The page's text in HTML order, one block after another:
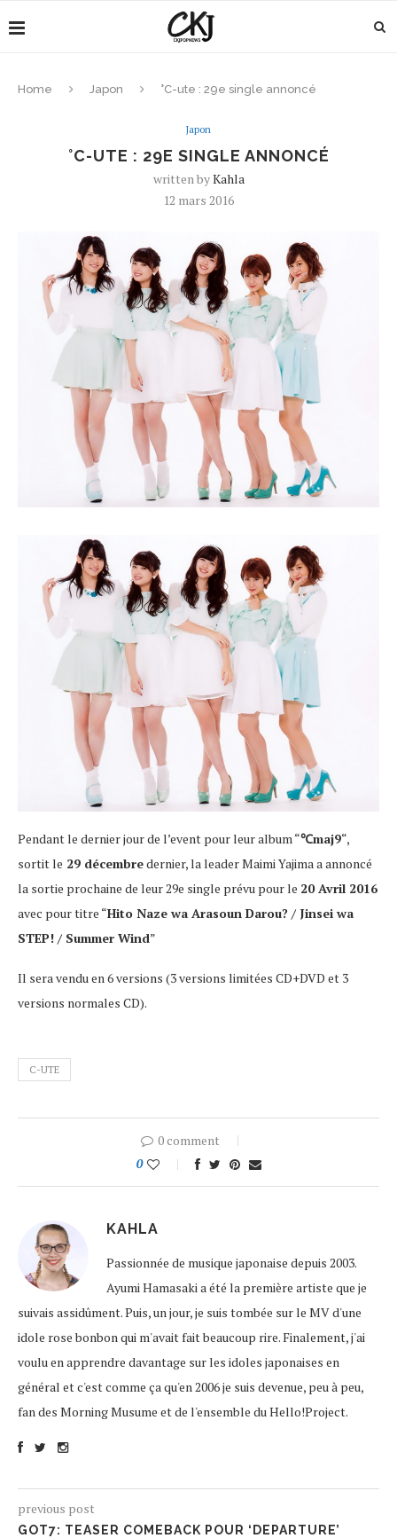
Home Japon °C-ute : 29e single annoncé
Japon
°C-UTE : 29E SINGLE ANNONCÉ
written byKahla
12 mars 2016
Pendant le dernier jour de l’event pour leur album “℃maj9“,
sortit le 29 décembredernier, la leader Maimi Yajima a annoncé
la sortie prochaine de leur 29e single prévu pour le 20 Avril 2016
avec pour titre “Hito Naze wa Arasoun Darou? / Jinsei wa
STEP! / Summer Wind”
Il sera vendu en 6 versions (3 versions limitées CD+DVD et 3
versions normales CD).
C-UTE
0 comment
0
KAHLA
Passionnée de musique japonaise depuis 2003.
Ayumi Hamasaki a été la première artiste que je
suivais assidûment. Puis, un jour, je suis tombée sur le MV d'une
idole rose bonbon qui m'avait fait beaucoup rire. Finalement, j'ai
voulu en apprendre davantage sur les idoles japonaises en
général et c'est comme ça qu'en 2006 je suis devenue, peu à peu,
fan des Morning Musume et de l'ensemble du Hello!Project.
previous post
GOT7: TEASER COMEBACK POUR ‘DEPARTURE’